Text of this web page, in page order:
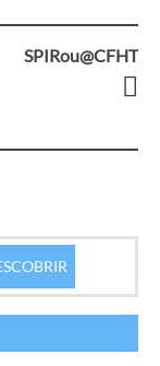
SPIRou@CFHT